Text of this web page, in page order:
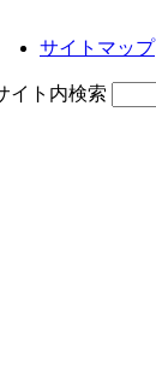
サイトマップ
イト内検索